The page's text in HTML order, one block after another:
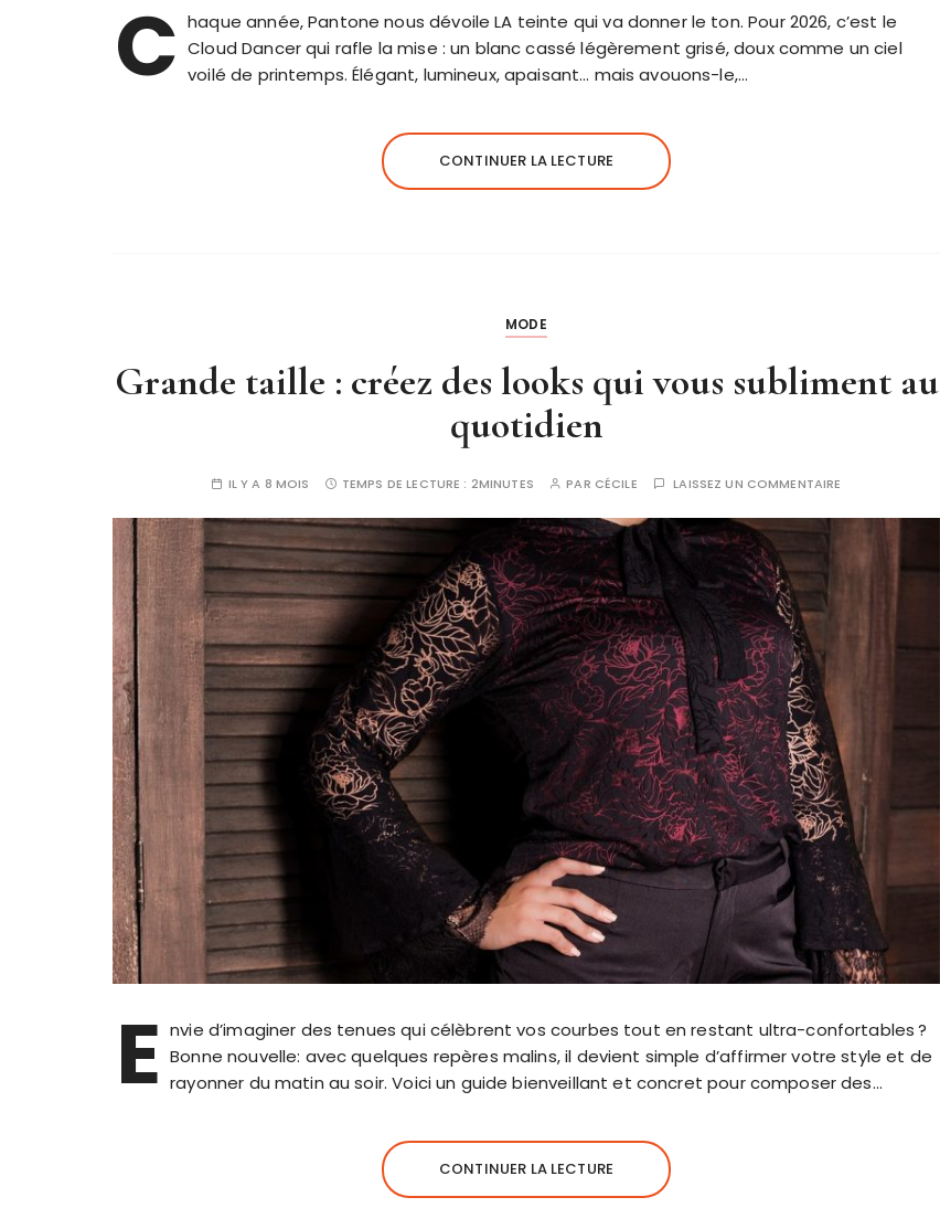
C haque année, Pantone nous dévoile LA teinte qui va donner le ton. Pour 2026, c’est le
Cloud Dancer qui rafle la mise : un blanc cassé légèrement grisé, doux comme un ciel
voilé de printemps. Élégant, lumineux, apaisant… mais avouons-le,…
CONTINUER LA LECTURE
MODE
Grande taille : créez des looks qui vous subliment au
quotidien
IL Y A 8 MOIS TEMPS DE LECTURE : 2MINUTES PAR CÉCILE LAISSEZ UN COMMENTAIRE
E nvie d’imaginer des tenues qui célèbrent vos courbes tout en restant ultra-confortables ?
Bonne nouvelle: avec quelques repères malins, il devient simple d’affirmer votre style et de
rayonner du matin au soir. Voici un guide bienveillant et concret pour composer des…
CONTINUER LA LECTURE